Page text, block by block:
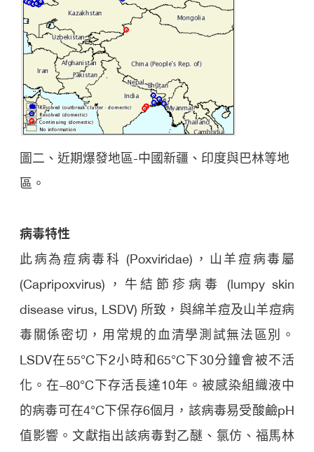
圖二、近期爆發地區-中國新疆、印度與巴林等地
區。
病毒特性
此病為痘病毒科 (Poxviridae)，山羊痘病毒屬
(Capripoxvirus)，牛結節疹病毒 (lumpy skin
disease virus, LSDV) 所致，與綿羊痘及山羊痘病
毒關係密切，用常規的血清學測試無法區別。
LSDV在55°C下2小時和65°C下30分鐘會被不活
化。在–80°C下存活長達10年。被感染組織液中
的病毒可在4°C下保存6個月，該病毒易受酸鹼pH
值影響。文獻指出該病毒對乙醚、氯仿、福馬林